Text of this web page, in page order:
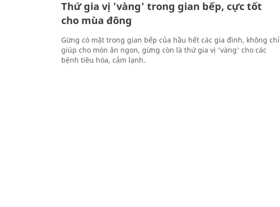
Thứ gia vị 'vàng' trong gian bếp, cực tốt
cho mùa đông
Gừng có mặt trong gian bếp của hầu hết các gia đình, không chỉ
giúp cho món ăn ngon, gừng còn là thứ gia vị 'vàng' cho các
bệnh tiêu hóa, cảm lạnh.